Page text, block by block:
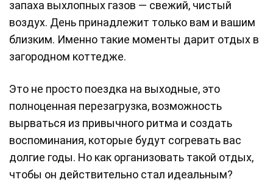
запаха выхлопных газов — свежий, чистый
воздух. День принадлежит только вам и вашим
близким. Именно такие моменты дарит отдых в
загородном коттедже.
Это не просто поездка на выходные, это
полноценная перезагрузка, возможность
вырваться из привычного ритма и создать
воспоминания, которые будут согревать вас
долгие годы. Но как организовать такой отдых,
чтобы он действительно стал идеальным?